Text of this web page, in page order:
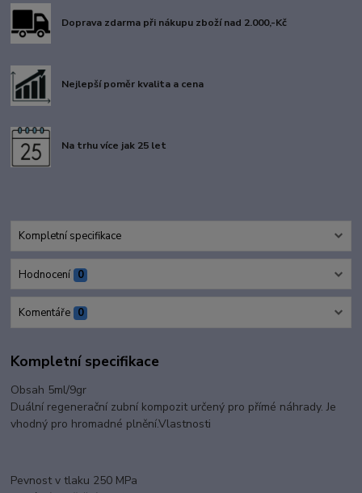
Doprava zdarma při nákupu zboží nad 2.000,-Kč
Nejlepší poměr kvalita a cena
Na trhu více jak 25 let
Kompletní specifikace
Hodnocení 0
Komentáře 0
Kompletní specifikace
Obsah 5ml/9gr
Duální regenerační zubní kompozit určený pro přímé náhrady. Je
vhodný pro hromadné plnění.Vlastnosti
Pevnost v tlaku 250 MPa